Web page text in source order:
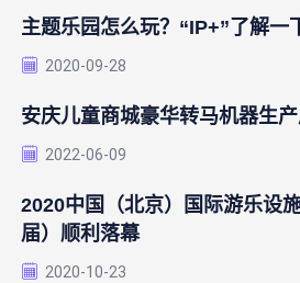
主题乐园怎么玩？“IP+”了解一
2020-09-28
安庆儿童商城豪华转马机器生
2022-06-09
2020中国（北京）国际游乐设
届）顺利落幕
2020-10-23